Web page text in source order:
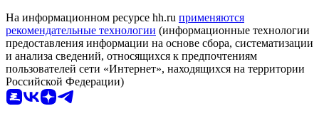
На информационном ресурсе hh.ru применяются
рекомендательные технологии (информационные технологии
предоставления информации на основе сбора, систематизации
и анализа сведений, относящихся к предпочтениям
пользователей сети «Интернет», находящихся на территории
Российской Федерации)